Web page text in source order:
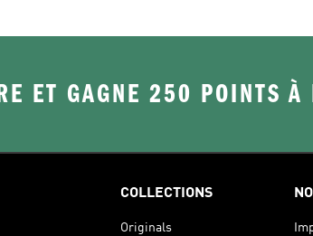
ET GAGNE 250 POINTS À
COLLECTIONS
Originals